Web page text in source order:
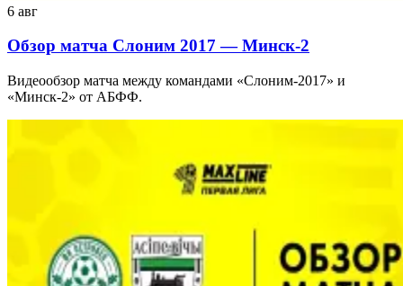
6 авг
Обзор матча Слоним 2017 — Минск-2
Видеообзор матча между командами «Слоним-2017» и
«Минск-2» от АБФФ.